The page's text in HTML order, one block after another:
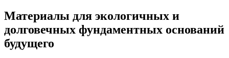
Материалы для экологичных и
долговечных фундаментных оснований
будущего